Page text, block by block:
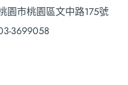
園市桃園區文中路175號
3699058